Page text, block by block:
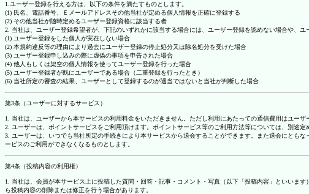
1.ユーザー登録を行える方は、以下の条件を満たすものとします。
(1) 氏名、電話番号、Ｅメールアドレスその他当社が定める個人情報を正確に登録する
(2) その他当社が随時定めるユーザー登録資格に該当する者
2. 当社は、ユーザー登録希望者が、下記のいずれかに該当する場合には、ユーザー登録を認めない場合や、
(1) ユーザー登録をした個人が実在しない場合
(2) 本規約違反等の理由により過去にユーザー登録の停止処分又は除名処分を受けた場合
(3) ユーザー登録申し込みの際に虚偽の事項を申告された場合
(4) 他人もしくは架空の個人情報を使ってユーザー登録を行った場合
(5) ユーザー登録者が既にユーザーである場合（二重登録を行ったとき）
(6) 当社所定の審査の結果、ユーザーとして登録するのが適当ではないと当社が判断した場合
第3条（ユーザーに対するサービス）
1. 当社は、ユーザーから本サービスの利用料金をいただきません。ただし利用にあたっての通信費用はユー
2. ユーザーは、ポイントサービスをご利用頂けます。ポイントサービス等のご利用方法等については、別途
3. ユーザーは、いつでも当社所定の手続きにより本サービスから退会することができます。また退会にとも
ービスのご利用ができなくなるものとします。
第4条（投稿内容の利用権）
1. 当社は、会員が本サービス上に投稿した質問・回答・記事・コメント・写真（以下「投稿内容」といいま
ら投稿内容の削除または修正を行う場合があります。